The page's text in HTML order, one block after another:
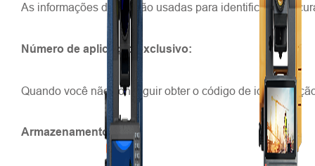
As informações de log são usadas para identificar e
Número de aplicação exclusivo:
Quando você não conseguir obter o código de
Armazenamento local: